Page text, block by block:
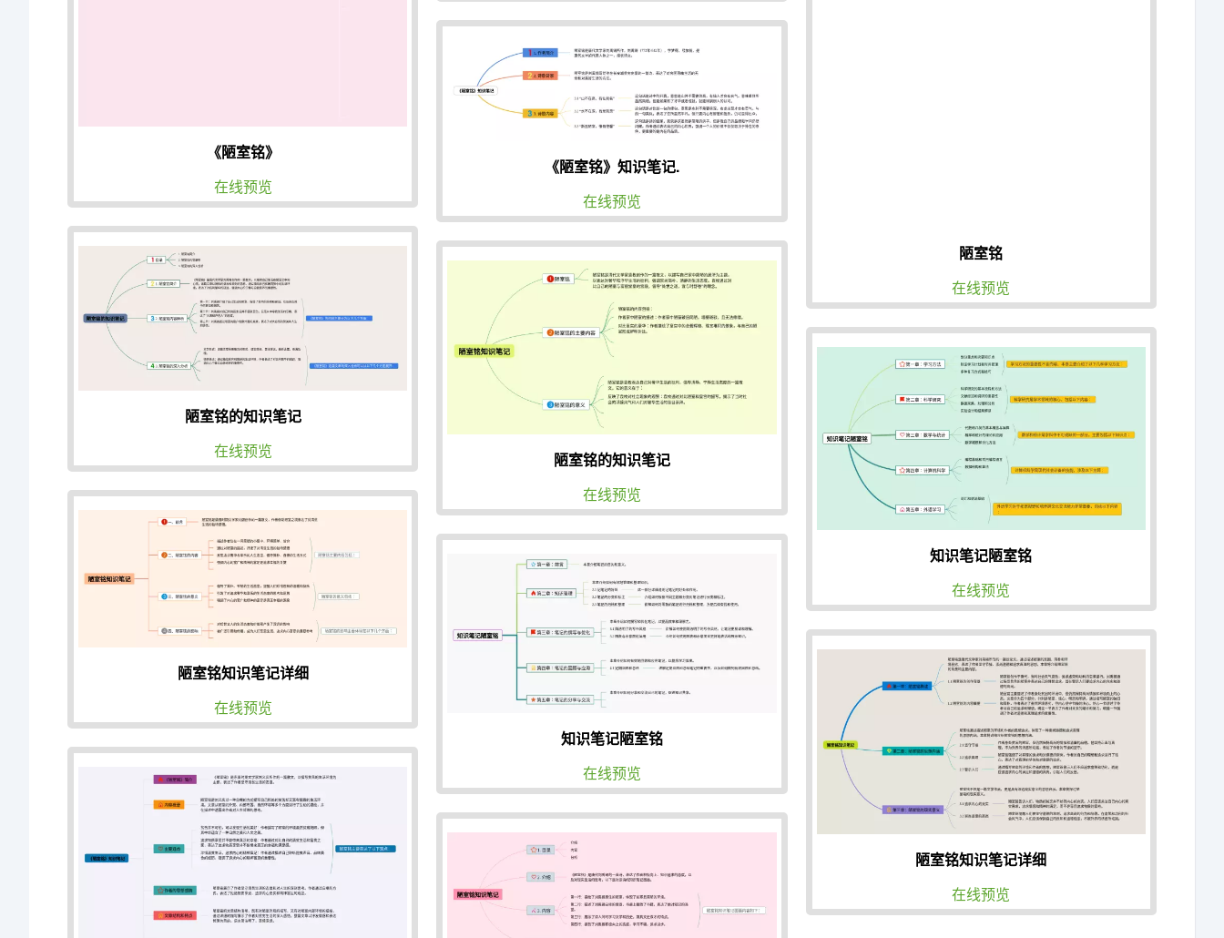
《陋室铭》
在线预览
陋室铭的知识笔记
在线预览
陋室铭知识笔记详细
在线预览
《陋室铭》知识笔记.
在线预览
陋室铭的知识笔记
在线预览
知识笔记陋室铭
在线预览
陋室铭
在线预览
知识笔记陋室铭
在线预览
陋室铭知识笔记详细
在线预览